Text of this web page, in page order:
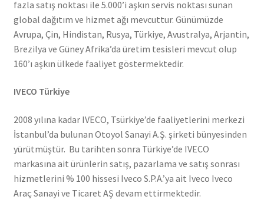
fazla satış noktası ile 5.000’i aşkın servis noktası sunan
global dağıtım ve hizmet ağı mevcuttur. Günümüzde
Avrupa, Çin, Hindistan, Rusya, Türkiye, Avustralya, Arjantin,
Brezilya ve Güney Afrika’da üretim tesisleri mevcut olup
160’ı aşkın ülkede faaliyet göstermektedir.
IVECO Türkiye
2008 yılına kadar IVECO, Tsürkiye’de faaliyetlerini merkezi
İstanbul’da bulunan Otoyol Sanayi A.Ş. şirketi bünyesinden
yürütmüştür. Bu tarihten sonra Türkiye’de IVECO
markasına ait ürünlerin satış, pazarlama ve satış sonrası
hizmetlerini % 100 hissesi Iveco S.P.A.’ya ait Iveco Iveco
Araç Sanayi ve Ticaret AŞ devam ettirmektedir.